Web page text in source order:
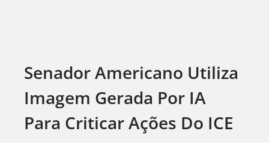
Senador Americano Utiliza
Imagem Gerada Por IA
Para Criticar Ações Do ICE